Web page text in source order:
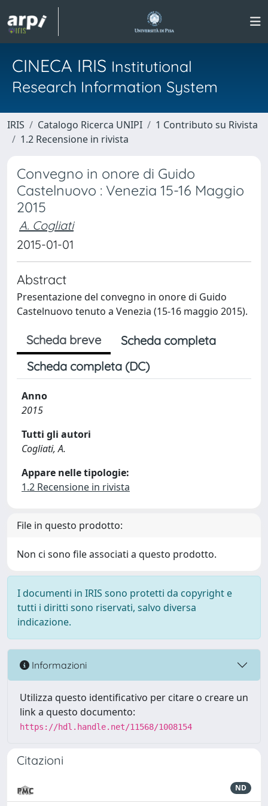
CINECA IRIS Institutional
Research Information System
IRIS Catalogo Ricerca UNIPI
1 Contributo su Rivista
1.2 Recensione in rivista
Convegno in onore di Guido
Castelnuovo : Venezia 15-16 Maggio
2015
A. Cogliati
2015-01-01
Abstract
Presentazione del convegno in onore di Guido
Castelnuovo tenuto a Venezia (15-16 maggio 2015).
Scheda breve
Scheda completa
Scheda completa (DC)
Anno
2015
Tutti gli autori
Cogliati, A.
Appare nelle tipologie:
1.2 Recensione in rivista
File in questo prodotto:
Non ci sono file associati a questo prodotto.
I documenti in IRIS sono protetti da copyright e
tutti i diritti sono riservati, salvo diversa
indicazione.
Informazioni
Utilizza questo identificativo per citare o creare un
link a questo documento:
https://hdl.handle.net/11568/1008154
Citazioni
ND